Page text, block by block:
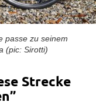
passe zu seinem
(pic: Sirotti)
Strecke